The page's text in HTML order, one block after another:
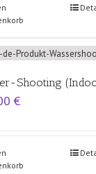
Shooting
€